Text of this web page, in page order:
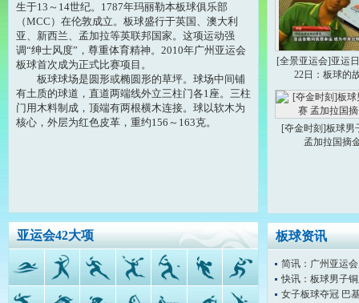
生于13～14世纪。1787年玛丽勒本板球俱乐部
（MCC）在伦敦成立。板球盛行于英国、澳大利
亚、新西兰、孟加拉等英联邦国家。这项运动强
调“绅士风度”，尊重体育精神。2010年广州亚运会
板球首次成为正式比赛项目。
板球球场是圆形或椭圆形的草坪。球场中间铺
有土质的球道，直道两端线外立三柱门各1座。三柱
门用木料制成，顶端有两根横木连接。球以软木为
核心，外层为红色皮革，重约156～163克。
亚运会42大项
[全景亚运会]亚运
22日：板球的
[夺金时刻]板球男
孟加拉国摘
板球资讯
简讯：广州亚运
快讯：板球男子
女子板球夺冠 巴